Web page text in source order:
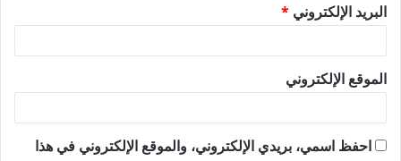
البريد الإلكتروني *
الموقع الإلكتروني
احفظ اسمي، بريدي الإلكتروني، والموقع الإلكتروني في هذا